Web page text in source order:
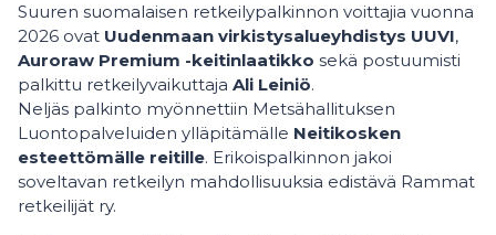
Suuren suomalaisen retkeilypalkinnon voittajia vuonna
2026 ovat Uudenmaan virkistysalueyhdistys UUVI,
Auroraw Premium -keitinlaatikko sekä postuumisti
palkittu retkeilyvaikuttaja Ali Leiniö.
Neljäs palkinto myönnettiin Metsähallituksen
Luontopalveluiden ylläpitämälle Neitikosken
esteettömälle reitille. Erikoispalkinnon jakoi
soveltavan retkeilyn mahdollisuuksia edistävä Rammat
retkeilijät ry.